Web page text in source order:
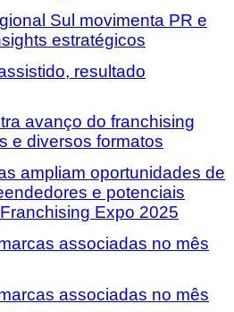
Sul movimenta PR e
estratégicos
resultado
avanço do franchising
e diversos formatos
ampliam oportunidades de
e potenciais
Expo 2025
associadas no mês
associadas no mês